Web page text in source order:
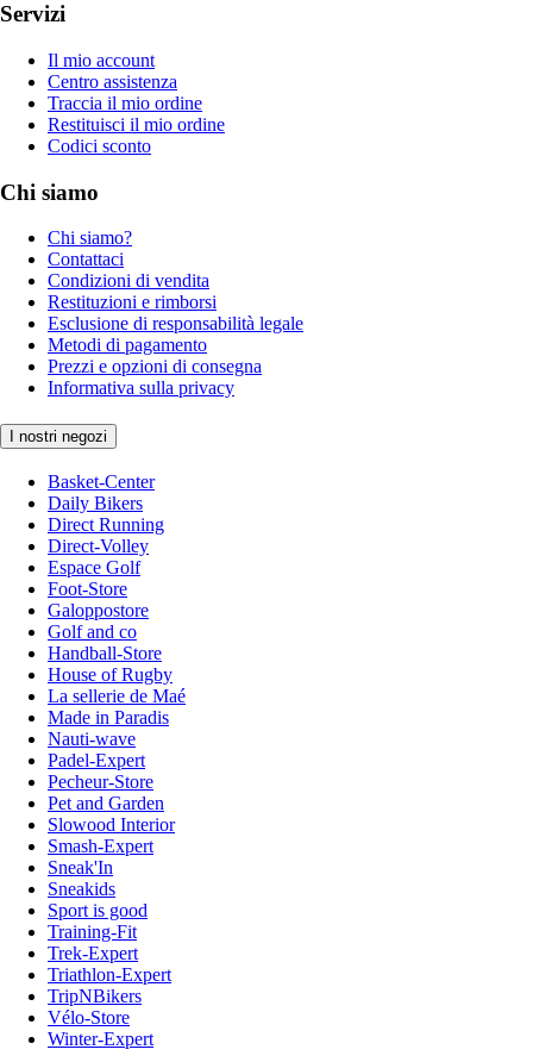
Servizi
Il mio account
Centro assistenza
Traccia il mio ordine
Restituisci il mio ordine
Codici sconto
Chi siamo
Chi siamo?
Contattaci
Condizioni di vendita
Restituzioni e rimborsi
Esclusione di responsabilità legale
Metodi di pagamento
Prezzi e opzioni di consegna
Informativa sulla privacy
I nostri negozi
Basket-Center
Daily Bikers
Direct Running
Direct-Volley
Espace Golf
Foot-Store
Galoppostore
Golf and co
Handball-Store
House of Rugby
La sellerie de Maé
Made in Paradis
Nauti-wave
Padel-Expert
Pecheur-Store
Pet and Garden
Slowood Interior
Smash-Expert
Sneak'In
Sneakids
Sport is good
Training-Fit
Trek-Expert
Triathlon-Expert
TripNBikers
Vélo-Store
Winter-Expert